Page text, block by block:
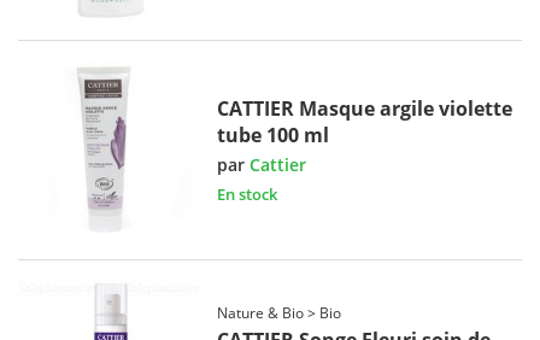
CATTIER Masque argile violette
tube 100 ml
parCattier
En stock
Nature & Bio > Bio